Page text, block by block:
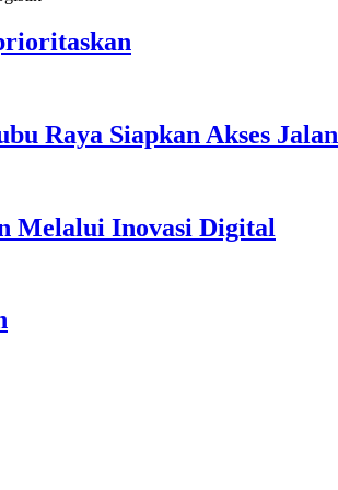
Raya Siapkan Akses Jalan
Melalui Inovasi Digital